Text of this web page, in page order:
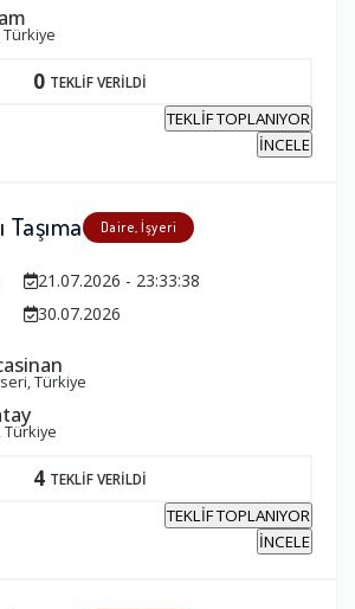
Türkiye
0 TEKLİF VERİLDİ
TEKLİF TOPLANIYOR
İNCELE
Daire, İşyeri
21.07.2026 - 23:33:38
30.07.2026
Türkiye
Türkiye
4 TEKLİF VERİLDİ
TEKLİF TOPLANIYOR
İNCELE